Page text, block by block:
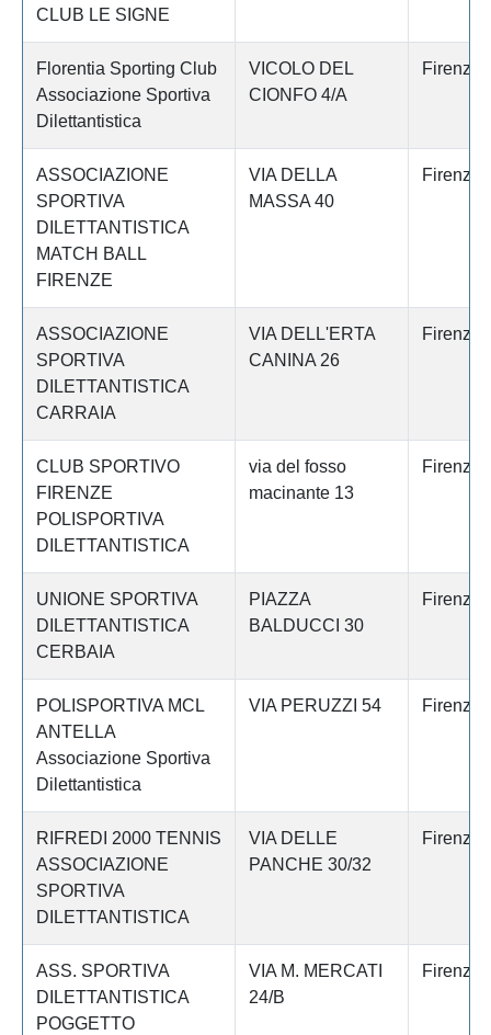
CLUB LE SIGNE
Florentia Sporting Club
Associazione Sportiva
Dilettantistica
VICOLO DEL
CIONFO 4/A
Firenze
ASSOCIAZIONE
SPORTIVA
DILETTANTISTICA
MATCH BALL
FIRENZE
VIA DELLA
MASSA 40
Firenze
ASSOCIAZIONE
SPORTIVA
DILETTANTISTICA
CARRAIA
VIA DELL'ERTA
CANINA 26
Firenze
CLUB SPORTIVO
FIRENZE
POLISPORTIVA
DILETTANTISTICA
via del fosso
macinante 13
Firenze
UNIONE SPORTIVA
DILETTANTISTICA
CERBAIA
PIAZZA
BALDUCCI 30
Firenze
POLISPORTIVA MCL
ANTELLA
Associazione Sportiva
Dilettantistica
VIA PERUZZI 54 Firenze
RIFREDI 2000 TENNIS
ASSOCIAZIONE
SPORTIVA
DILETTANTISTICA
VIA DELLE
PANCHE 30/32
Firenze
ASS. SPORTIVA
DILETTANTISTICA
POGGETTO
VIA M. MERCATI
24/B
Firenze